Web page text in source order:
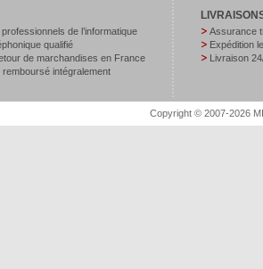
de l’informatique
qualifié
de marchandises en France
remboursé intégralement
Assurance
Expédition
Livraison
Copyright © 2007-2026